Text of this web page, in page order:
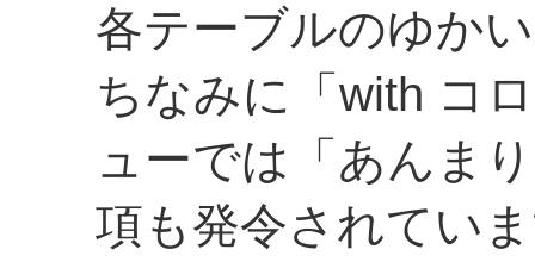
各テーブルのゆか
ちなみに「with コ
ューでは「あんま
項も発令されてい